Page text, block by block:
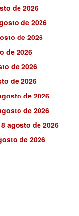
de 2026
de 2026
de 2026
de 2026
de 2026
de 2026
de 2026
de 2026
agosto de 2026
de 2026